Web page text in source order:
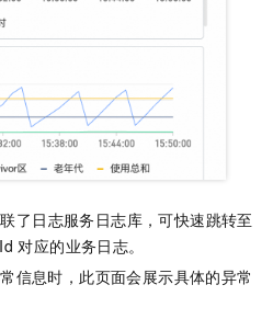
了日志服务日志库，可快速跳转至
对应的业务日志。
信息时，此页面会展示具体的异常